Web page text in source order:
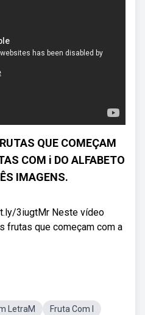
QUE COMEÇAM
COM i DO ALFABETO
IMAGENS.
3iugtMr Neste vídeo
frutas que começam com a
LetraM Fruta Com I